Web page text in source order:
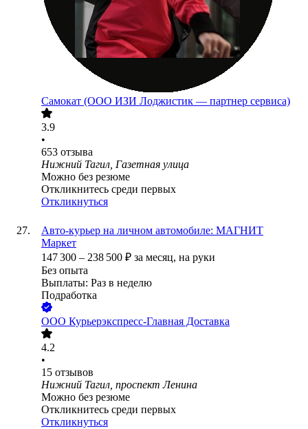
Самокат (ООО ИЗИ Лоджистик — партнер сервиса)
3.9
•
653 отзыва
Нижний Тагил, Газетная улица
Можно без резюме
Откликнитесь среди первых
Откликнуться
Авто-курьер на личном автомобиле: МАГНИТ
Маркет
147 300 – 238 500 ₽ за месяц, на руки
Без опыта
Выплаты: Раз в неделю
Подработка
ООО Курьерэкспресс-Главная Доставка
4.2
•
15 отзывов
Нижний Тагил, проспект Ленина
Можно без резюме
Откликнитесь среди первых
Откликнуться